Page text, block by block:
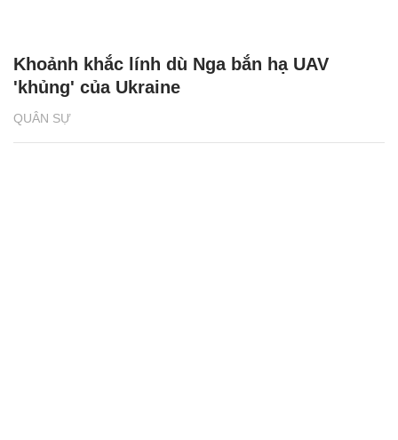
QUÂN SỰ
Khoảnh khắc lính dù Nga bắn hạ UAV
'khủng' của Ukraine